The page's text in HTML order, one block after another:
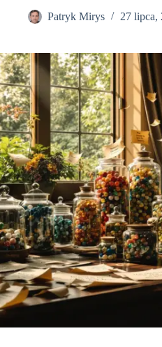
Patryk Mirys 27 lipca,